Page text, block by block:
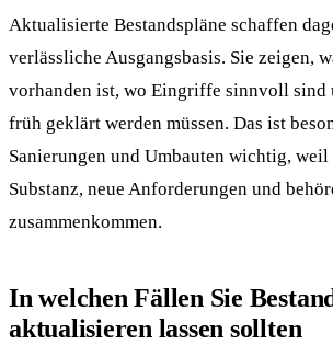
Aktualisierte Bestandspläne schaffen
verlässliche Ausgangsbasis. Sie zeigen,
vorhanden ist, wo Eingriffe sinnvoll sind
früh geklärt werden müssen. Das ist
Sanierungen und Umbauten wichtig, weil
Substanz, neue Anforderungen und
zusammenkommen.
In welchen Fällen Sie
aktualisieren lassen sollten